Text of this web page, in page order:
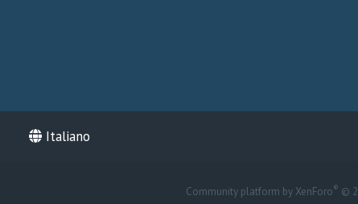
Italiano
Community platform by XenForo® ©